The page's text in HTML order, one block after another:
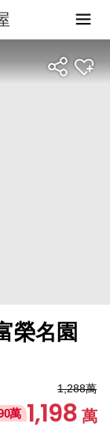
榮名園
1,288萬
萬 1,198萬